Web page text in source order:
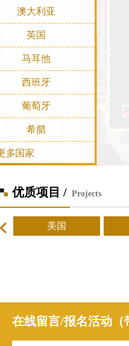
澳大利亚
英国
马耳他
西班牙
葡萄牙
希腊
多国家
优质项目 / Projects
美国
在线留言/报名活动（